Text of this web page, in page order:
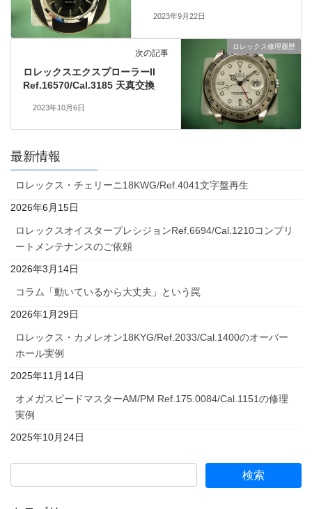
2023年9月22日
ロレックス修理履歴
次の記事
ロレックスエクスプローラーII
Ref.16570/Cal.3185 天真交換
2023年10月6日
最新情報
ロレックス・チェリーニ18KWG/Ref.4041文字盤再生
2026年6月15日
ロレックスオイスタープレシジョンRef.6694/Cal.1210コンプリ
ートメンテナンスのご依頼
2026年3月14日
コラム「動いているから大丈夫」という罠
2026年1月29日
ロレックス・カメレオン18KYG/Ref.2033/Cal.1400のオーバー
ホール実例
2025年11月14日
オメガスピードマスターAM/PM Ref.175.0084/Cal.1151の修理
実例
2025年10月24日